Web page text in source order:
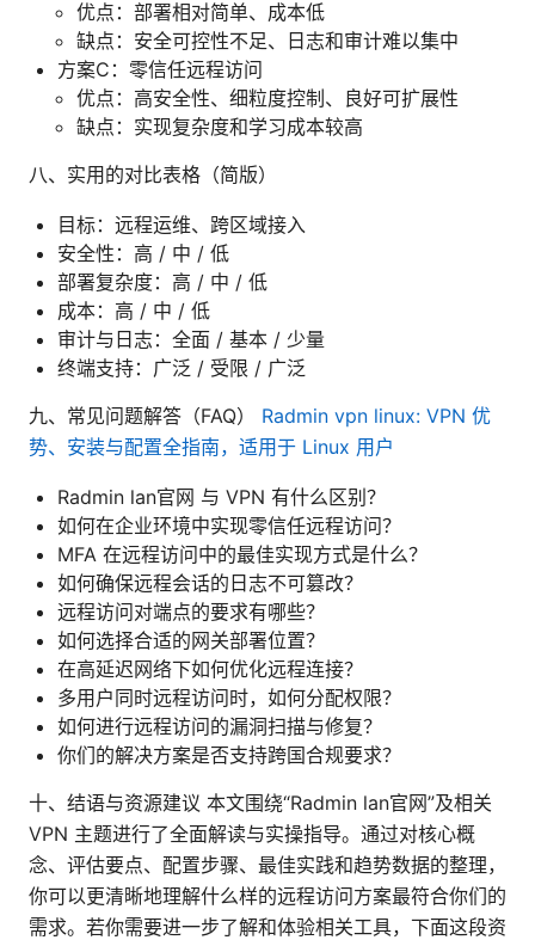
优点：部署相对简单、成本低
缺点：安全可控性不足、日志和审计难以集中
方案C：零信任远程访问
优点：高安全性、细粒度控制、良好可扩展性
缺点：实现复杂度和学习成本较高
八、实用的对比表格（简版）
目标：远程运维、跨区域接入
安全性：高 / 中 / 低
部署复杂度：高 / 中 / 低
成本：高 / 中 / 低
审计与日志：全面 / 基本 / 少量
终端支持：广泛 / 受限 / 广泛
九、常见问题解答（FAQ） Radmin vpn linux: VPN 优
势、安装与配置全指南，适用于 Linux 用户
Radmin lan官网 与 VPN 有什么区别？
如何在企业环境中实现零信任远程访问？
MFA 在远程访问中的最佳实现方式是什么？
如何确保远程会话的日志不可篡改？
远程访问对端点的要求有哪些？
如何选择合适的网关部署位置？
在高延迟网络下如何优化远程连接？
多用户同时远程访问时，如何分配权限？
如何进行远程访问的漏洞扫描与修复？
你们的解决方案是否支持跨国合规要求？
十、结语与资源建议 本文围绕“Radmin lan官网”及相关
VPN 主题进行了全面解读与实操指导。通过对核心概
念、评估要点、配置步骤、最佳实践和趋势数据的整理，
你可以更清晰地理解什么样的远程访问方案最符合你们的
需求。若你需要进一步了解和体验相关工具，下面这段资